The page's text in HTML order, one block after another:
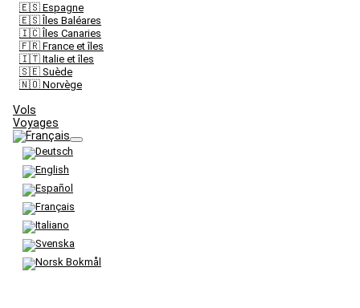
🇪🇸 Espagne
🇪🇸 Îles Baléares
🇮🇨 Îles Canaries
🇫🇷 France et îles
🇮🇹 Italie et îles
🇸🇪 Suède
🇳🇴 Norvège
Vols
Voyages